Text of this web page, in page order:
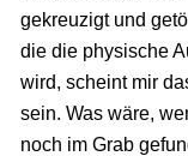
gekreuzigt und
die die physische
wird, scheint mir
sein. Was wäre,
noch im Grab